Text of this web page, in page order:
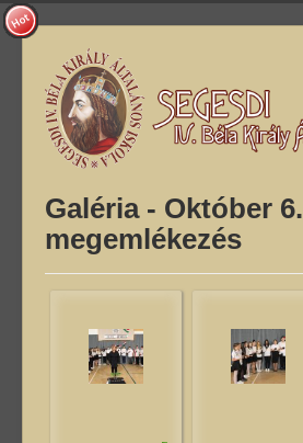
Galéria - Október 6.
megemlékezés